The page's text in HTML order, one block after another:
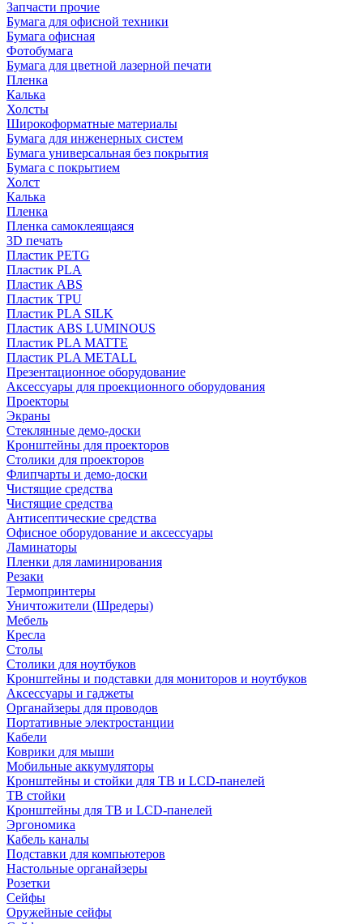
Запчасти прочие
Бумага для офисной техники
Бумага офисная
Фотобумага
Бумага для цветной лазерной печати
Пленка
Калька
Холсты
Широкоформатные материалы
Бумага для инженерных систем
Бумага универсальная без покрытия
Бумага с покрытием
Холст
Калька
Пленка
Пленка самоклеящаяся
3D печать
Пластик PETG
Пластик PLA
Пластик ABS
Пластик TPU
Пластик PLA SILK
Пластик ABS LUMINOUS
Пластик PLA MATTE
Пластик PLA METALL
Презентационное оборудование
Аксессуары для проекционного оборудования
Проекторы
Экраны
Стеклянные демо-доски
Кронштейны для проекторов
Столики для проекторов
Флипчарты и демо-доски
Чистящие средства
Чистящие средства
Антисептические средства
Офисное оборудование и аксессуары
Ламинаторы
Пленки для ламинирования
Резаки
Термопринтеры
Уничтожители (Шредеры)
Мебель
Кресла
Столы
Столики для ноутбуков
Кронштейны и подставки для мониторов и ноутбуков
Аксессуары и гаджеты
Органайзеры для проводов
Портативные электростанции
Кабели
Коврики для мыши
Мобильные аккумуляторы
Кронштейны и стойки для ТВ и LCD-панелей
ТВ стойки
Кронштейны для ТВ и LCD-панелей
Эргономика
Кабель каналы
Подставки для компьютеров
Настольные органайзеры
Розетки
Сейфы
Оружейные сейфы